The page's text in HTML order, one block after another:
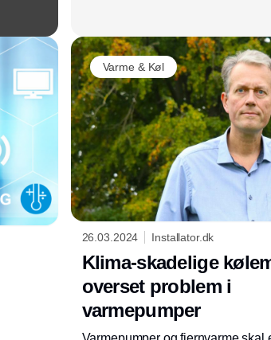
Varme & Køl
26.03.2024 Installator.dk
Klima-skadelige
overset problem i
varmepumper